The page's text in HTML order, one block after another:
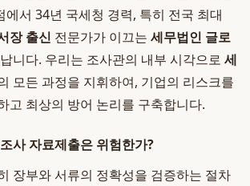
에서 34년 국세청 경력, 특히 전국 최대
장 출신 전문가가 이끄는 세무법인 글로
니다. 우리는 조사관의 내부 시각으로 세
모든 과정을 지휘하여, 기업의 리스크를
고 최상의 방어 논리를 구축합니다.
사 자료제출은 위험한가?
장부와 서류의 정확성을 검증하는 절차